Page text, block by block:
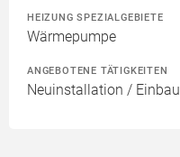
HEIZUNG SPEZIALGEBIETE
Wärmepumpe
ANGEBOTENE TÄTIGKEITEN
Neuinstallation / Einbau